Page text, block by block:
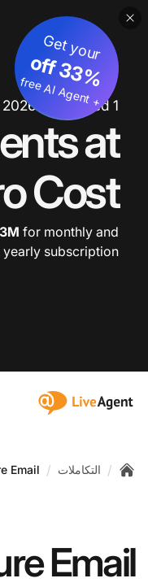
1 July – 31st August 2026 *extended
at
Cost
Get your
3
3
%
o
ff
+
fre
e
A
I A
g
e
nt
for monthly and
subscription
:site.title
/ التكاملات /
Email
Email